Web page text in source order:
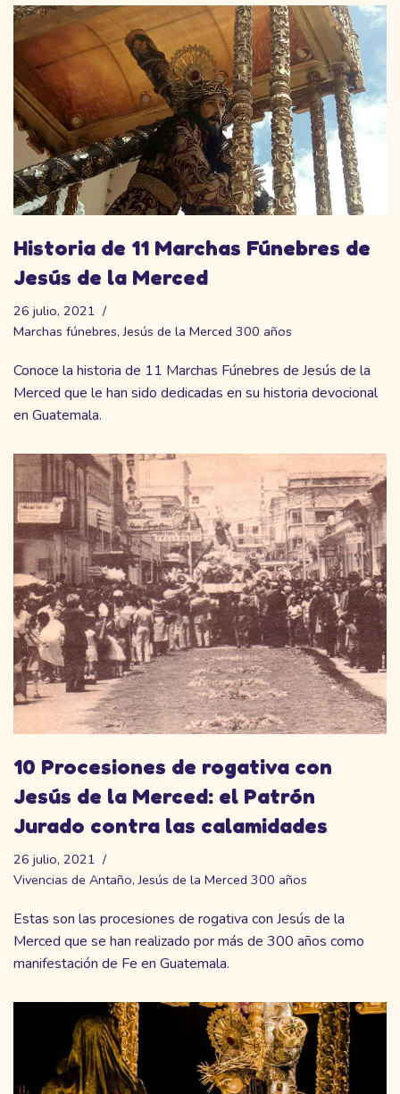
Historia de 11 Marchas Fúnebres de
Jesús de la Merced
26 julio, 2021
Marchas fúnebres,Jesús de la Merced 300 años
Conoce la historia de 11 Marchas Fúnebres de Jesús de la
Merced que le han sido dedicadas en su historia devocional
en Guatemala.
10 Procesiones de rogativa con
Jesús de la Merced: el Patrón
Jurado contra las calamidades
26 julio, 2021
Vivencias de Antaño,Jesús de la Merced 300 años
Estas son las procesiones de rogativa con Jesús de la
Merced que se han realizado por más de 300 años como
manifestación de Fe en Guatemala.